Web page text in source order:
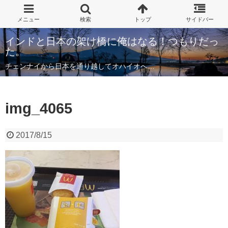
インドと日本の架け橋に俺はなる！つもりだっ
た。
チェンナイから日本を通り越してオハイオへ…
img_4065
2017/8/15